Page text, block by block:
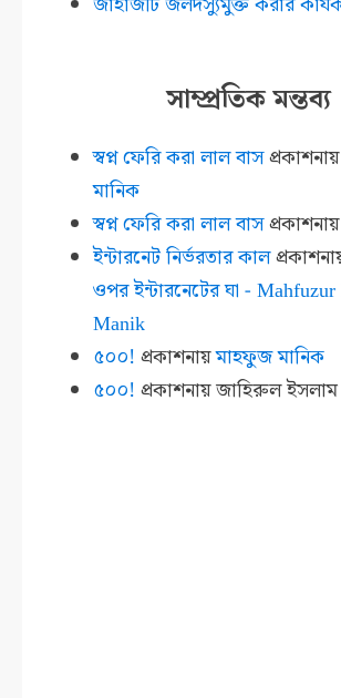
সাম্প্রতিক মন্তব্য
স্বপ্ন ফেরি করা লাল বাস
মানিক
স্বপ্ন ফেরি করা লাল বাস
ইন্টারনেট নির্ভরতার কাল
ওপর ইন্টারনেটের ঘা -
Manik
৫০০! প্রকাশনায়মাহফুজ মানিক
৫০০! প্রকাশনায়জাহিরুল ইসলাম